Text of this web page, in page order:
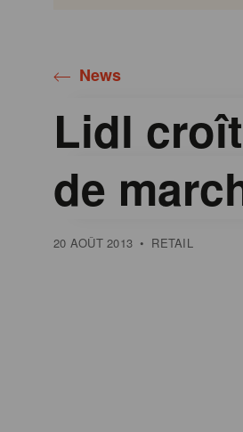
News
Lidl
de
20 AOÛT 2013 • RETAIL